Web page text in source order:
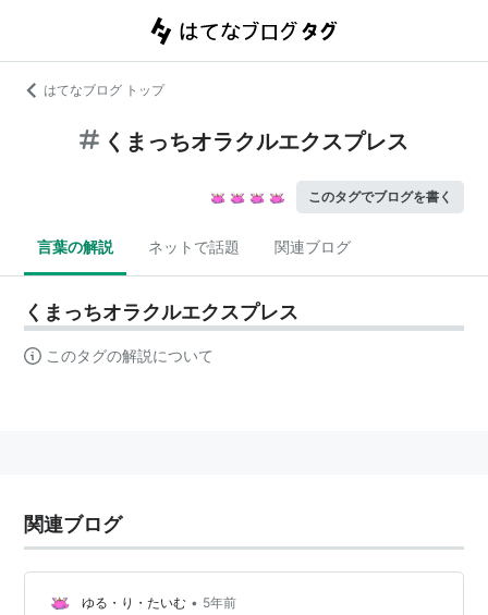
はてなブログ トップ
くまっちオラクルエクスプレス
このタグでブログを書く
言葉の解説 ネットで話題 関連ブログ
くまっちオラクルエクスプレス
このタグの解説について
関連ブログ
ゆる・り・たいむ • 5年前